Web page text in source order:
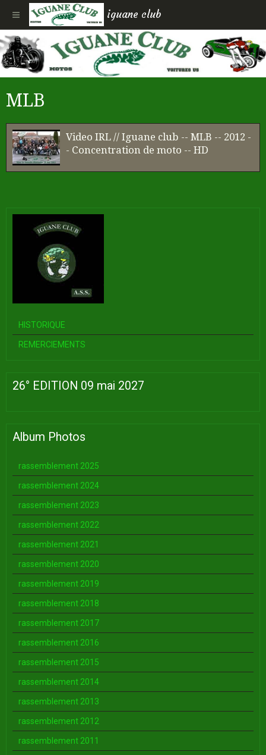
iguane club
MLB
Video IRL // Iguane club -- MLB -- 2012 -
- Concentration de moto -- HD
HISTORIQUE
REMERCIEMENTS
26° EDITION 09 mai 2027
Album Photos
rassemblement 2025
rassemblement 2024
rassemblement 2023
rassemblement 2022
rassemblement 2021
rassemblement 2020
rassemblement 2019
rassemblement 2018
rassemblement 2017
rassemblement 2016
rassemblement 2015
rassemblement 2014
rassemblement 2013
rassemblement 2012
rassemblement 2011